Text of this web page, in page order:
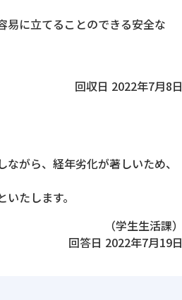
易に立てることのできる安全な
回収日 2022年7月8日
がら、経年劣化が著しいため、
たします。
（学生生活課）
回答日 2022年7月19日